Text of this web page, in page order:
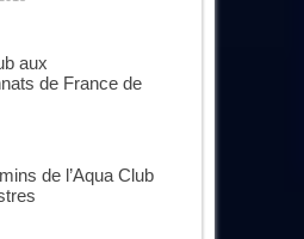
aux
de France de
de l’Aqua Club